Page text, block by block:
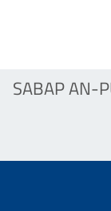
SABAP AN-